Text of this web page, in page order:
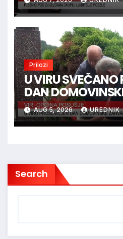
Prilozi
U VIRU SVEČANO
DAN
ZAHVALNOSTI
AUG 5, 2026 UREDNIK
Search